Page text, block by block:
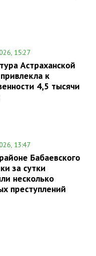
15:27
Астраханской
к
4,5 тысячи
13:47
Бабаевского
за сутки
несколько
преступлений